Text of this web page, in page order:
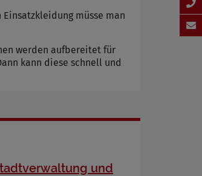
müsse man
werden aufbereitet für
kann diese schnell und
und